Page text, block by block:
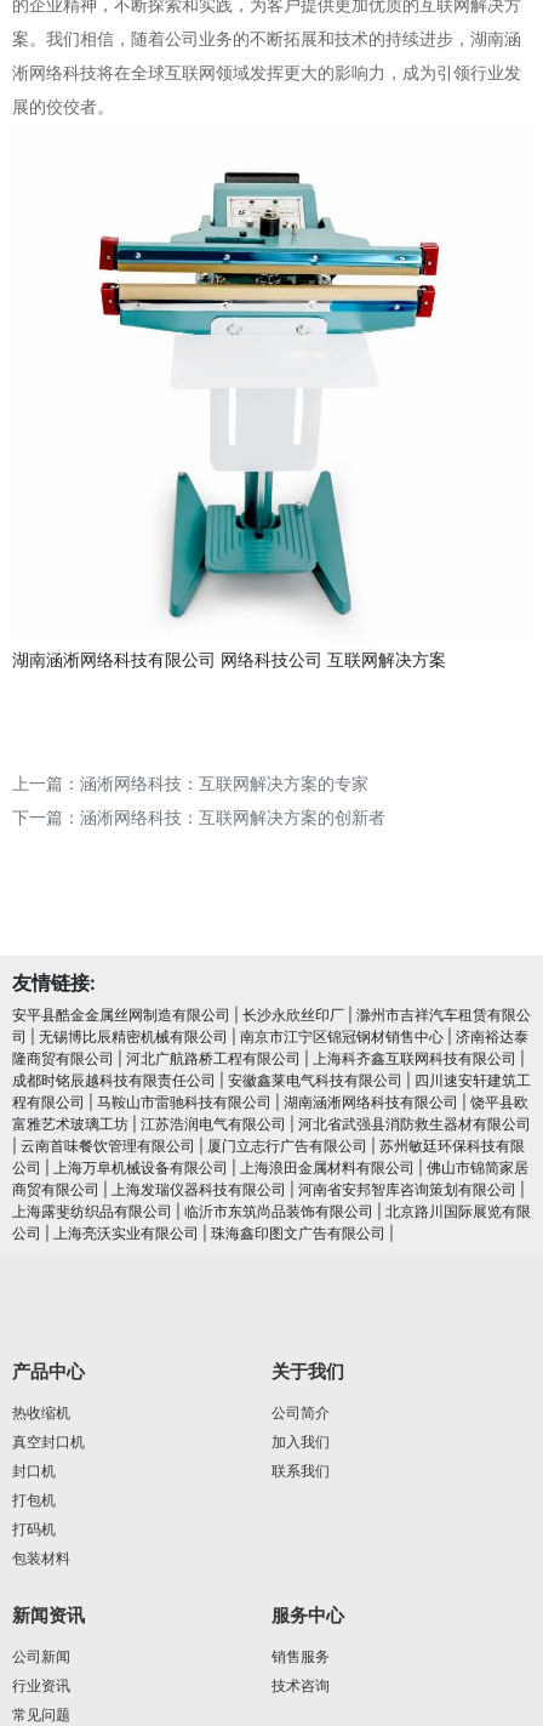
案。我们相信，随着公司业务的不断拓展和技术的持续进步，湖南涵
淅网络科技将在全球互联网领域发挥更大的影响力，成为引领行业发
展的佼佼者。
湖南涵淅网络科技有限公司 网络科技公司 互联网解决方案
上一篇： 涵淅网络科技：互联网解决方案的专家
下一篇： 涵淅网络科技：互联网解决方案的创新者
友情链接:
安平县酷金金属丝网制造有限公司 长沙永欣丝印厂
滁州市吉祥汽车租赁有限公
司
无锡博比辰精密机械有限公司 南京市江宁区锦冠钢材销售中心
济南裕达泰
隆商贸有限公司
河北广航路桥工程有限公司 上海科齐鑫互联网科技有限公司
成都时铭辰越科技有限责任公司
安徽鑫莱电气科技有限公司
四川速安轩建筑工
程有限公司
马鞍山市雷驰科技有限公司 湖南涵淅网络科技有限公司
饶平县欧
富雅艺术玻璃工坊
江苏浩润电⽓有限公司
河北省武强县消防救生器材有限公司
云南首味餐饮管理有限公司 厦门立志行广告有限公司
苏州敏廷环保科技有限
公司
上海万阜机械设备有限公司 上海浪田金属材料有限公司
佛山市锦简家居
商贸有限公司
上海发瑞仪器科技有限公司 河南省安邦智库咨询策划有限公司
上海露斐纺织品有限公司
临沂市东筑尚品装饰有限公司
北京路川国际展览有限
公司
上海亮沃实业有限公司 珠海鑫印图文广告有限公司
产品中心
热收缩机
真空封口机
封口机
打包机
打码机
包装材料
关于我们
公司简介
加入我们
联系我们
新闻资讯
公司新闻
行业资讯
常见问题
服务中心
销售服务
技术咨询